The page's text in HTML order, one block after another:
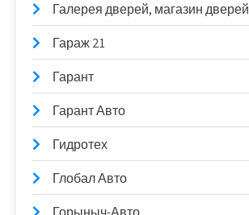
Галерея дверей, магазин дверей
Гараж 21
Гарант
Гарант Авто
Гидротех
Глобал Авто